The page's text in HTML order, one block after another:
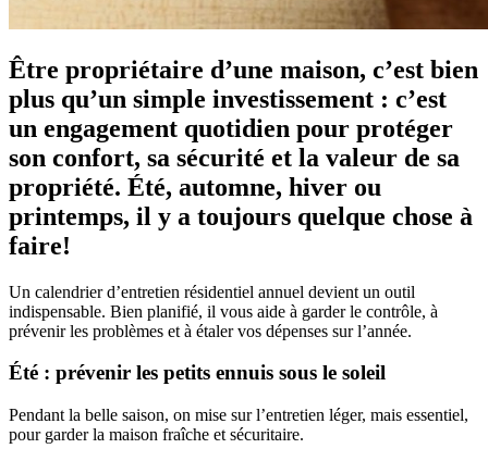
Être propriétaire d’une maison, c’est bien
plus qu’un simple investissement : c’est
un engagement quotidien pour protéger
son confort, sa sécurité et la valeur de sa
propriété. Été, automne, hiver ou
printemps, il y a toujours quelque chose à
faire!
Un calendrier d’entretien résidentiel annuel devient un outil
indispensable. Bien planifié, il vous aide à garder le contrôle, à
prévenir les problèmes et à étaler vos dépenses sur l’année.
Été : prévenir les petits ennuis sous le soleil
Pendant la belle saison, on mise sur l’entretien léger, mais essentiel,
pour garder la maison fraîche et sécuritaire.